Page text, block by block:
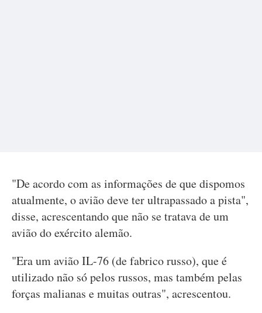
"De acordo com as informações de que dispomos
atualmente, o avião deve ter ultrapassado a pista",
disse, acrescentando que não se tratava de um
avião do exército alemão.
"Era um avião IL-76 (de fabrico russo), que é
utilizado não só pelos russos, mas também pelas
forças malianas e muitas outras", acrescentou.